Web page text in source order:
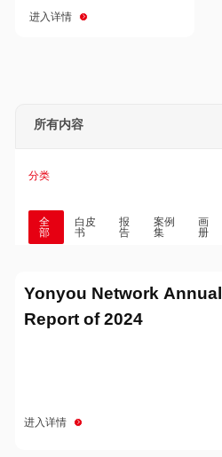
进入详情
所有内容
分类
全
部
白皮
书
报
告
案例
集
画
册
Yonyou Network Annual
Report of 2024
进入详情